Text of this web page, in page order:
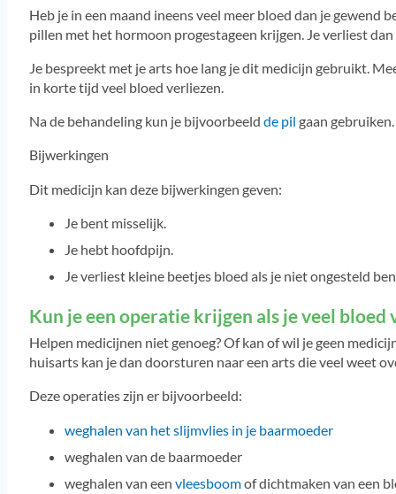
Heb je in een maand ineens veel meer bloed dan je gewend
pillen met het hormoon progestageen krijgen. Je verliest
Je bespreekt met je arts hoe lang je dit medicijn gebruikt.
in korte tijd veel bloed verliezen.
Na de behandeling kun je bijvoorbeeld de pil gaan
Bijwerkingen
Dit medicijn kan deze bijwerkingen geven:
Je bent misselijk.
Je hebt hoofdpijn.
Je verliest kleine beetjes bloed als je niet ongesteld
Kun je een operatie krijgen als je veel bloed
Helpen medicijnen niet genoeg? Of kan of wil je geen
huisarts kan je dan doorsturen naar een arts die veel weet
Deze operaties zijn er bijvoorbeeld:
weghalen van het slijmvlies in je baarmoeder
weghalen van de baarmoeder
weghalen van een vleesboomof dichtmaken van een